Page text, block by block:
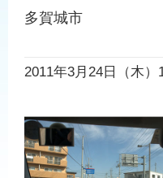
多賀城市
2011年3月24日（木